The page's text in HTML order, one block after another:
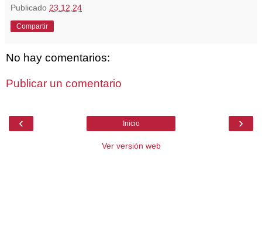
Publicado 23.12.24
Compartir
No hay comentarios:
Publicar un comentario
‹ ›
Inicio
Ver versión web